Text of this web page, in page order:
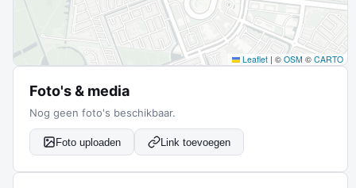
Leaflet | © OSM © CARTO
Foto's & media
Nog geen foto's beschikbaar.
Foto uploaden Link toevoegen